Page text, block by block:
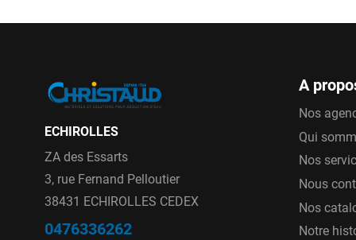
MONObox™
La gamme de regards et chambres
ECHIROLLES
ZA des Essarts
3, rue Fernand Pelloutier
38431 ECHIROLLES CEDEX
0476336262
A
Nos
Qui
Nos
Nous
Nos
Notre